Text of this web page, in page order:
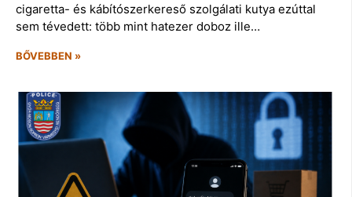
cigaretta- és kábítószerkereső szolgálati kutya ezúttal
sem tévedett: több mint hatezer doboz ille…
BŐVEBBEN »